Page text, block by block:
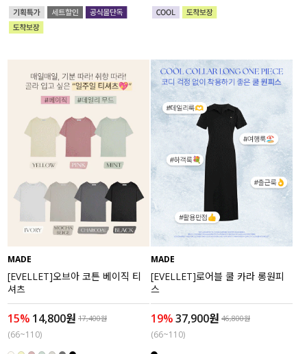
MADE
[EVELLET]오브아 코튼 베이직 티
셔츠
15% 14,800원 17,400원
(66~110)
MADE
[EVELLET]로어블 쿨 카라 롱원피
스
19%37,900원 46,800원
(66~110)